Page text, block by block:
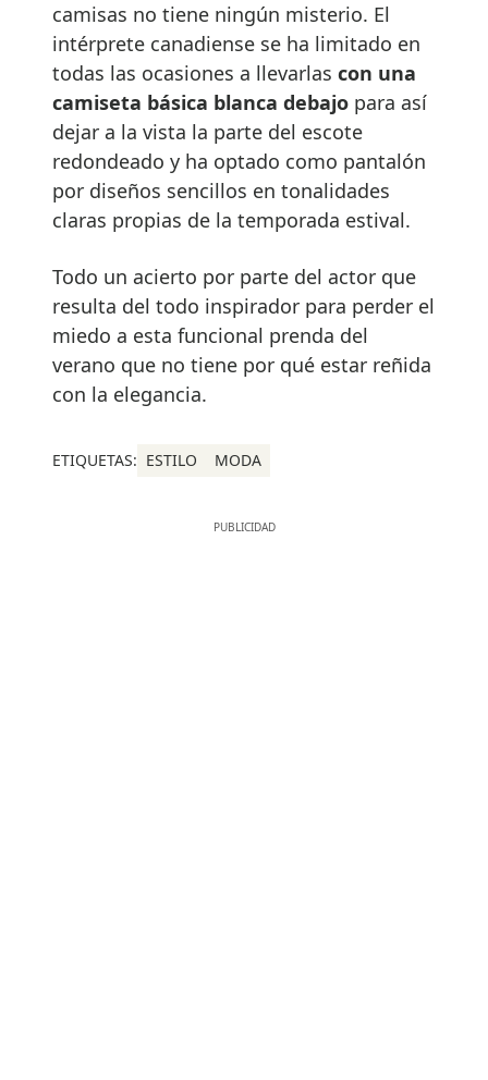
camisas no tiene ningún misterio. El
intérprete canadiense se ha limitado en
todas las ocasiones a llevarlas con una
camiseta básica blanca debajo para así
dejar a la vista la parte del escote
redondeado y ha optado como pantalón
por diseños sencillos en tonalidades
claras propias de la temporada estival.
Todo un acierto por parte del actor que
resulta del todo inspirador para perder el
miedo a esta funcional prenda del
verano que no tiene por qué estar reñida
con la elegancia.
ETIQUETAS: ESTILO MODA